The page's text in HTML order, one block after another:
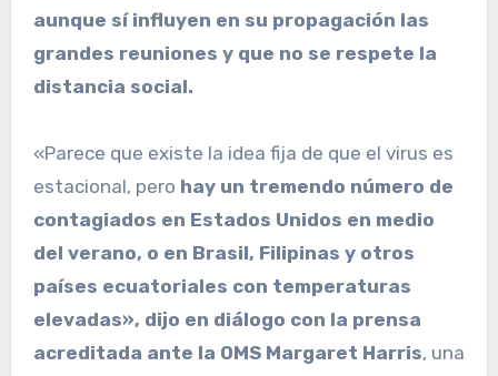
aunque sí influyen en su propagación las
grandes reuniones y que no se respete la
distancia social.
«Parece que existe la idea fija de que el virus es
estacional, pero hay un tremendo número de
contagiados en Estados Unidos en medio
del verano, o en Brasil, Filipinas y otros
países ecuatoriales con temperaturas
elevadas», dijo en diálogo con la prensa
acreditada ante la OMS Margaret Harris, una